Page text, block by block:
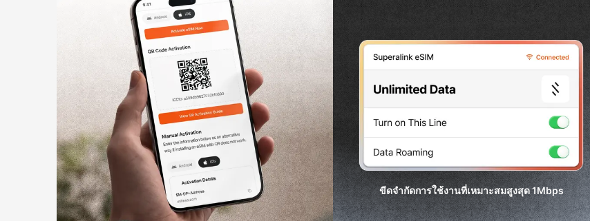
ขีดจำกัดการใช้งานที่เหมาะสมสูงสุด1Mbps